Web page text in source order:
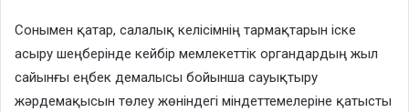
Сонымен қатар, салалық келісімнің тармақтарын іске
асыру шеңберінде кейбір мемлекеттік органдардың жыл
сайынғы еңбек демалысы бойынша сауықтыру
жәрдемақысын төлеу жөніндегі міндеттемелеріне қатысты